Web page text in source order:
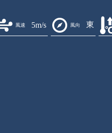
風速 5m/s 風向 東